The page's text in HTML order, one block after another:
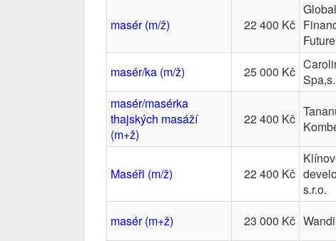
masér (m/ž) 22 400 Kč
Global
masér/ka (m/ž) 25 000 Kč
masér/masérka
thajských masáží
(m+ž)
22 400 Kč
Maséři (m/ž) 22 400 Kč
s.r.o.
masér (m+ž) 23 000 Kč